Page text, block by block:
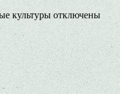
культурыотключены